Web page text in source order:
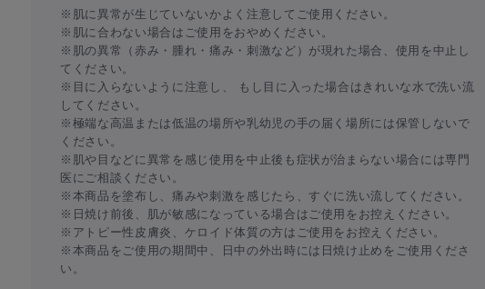
※肌に異常が生じていないかよく注意してご使用ください。
※肌に合わない場合はご使用をおやめください。
※肌の異常（赤み・腫れ・痛み・刺激など）が現れた場合、使用を中止し
てください。
※目に入らないように注意し、 もし目に入った場合はきれいな水で洗い流
してください。
※極端な高温または低温の場所や乳幼児の手の届く場所には保管しないで
ください。
※肌や目などに異常を感じ使用を中止後も症状が治まらない場合には専門
医にご相談ください。
※本商品を塗布し、痛みや刺激を感じたら、すぐに洗い流してください。
※日焼け前後、肌が敏感になっている場合はご使用をお控えください。
※アトピー性皮膚炎、ケロイド体質の方はご使用をお控えください。
※本商品をご使用の期間中、日中の外出時には日焼け止めをご使用くださ
い。